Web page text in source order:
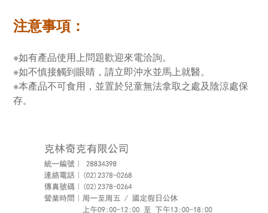
注意事項：
※如有產品使用上問題歡迎來電洽詢。
※如不慎接觸到眼睛，請立即沖水並馬上就醫。
※本產品不可食用，並置於兒童無法拿取之處及陰涼處保
存。